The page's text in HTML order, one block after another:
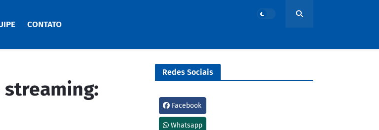
CONTATO
streaming:
Redes Sociais
Facebook
Whatsapp